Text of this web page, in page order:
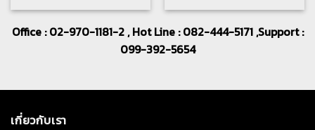
Office : 02-970-1181-2 , Hot Line : 082-444-5171 ,Support :
099-392-5654
เกี่ยวกับเรา